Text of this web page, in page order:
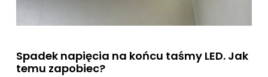
Spadek napięcia na końcu taśmy LED. Jak
temu zapobiec?